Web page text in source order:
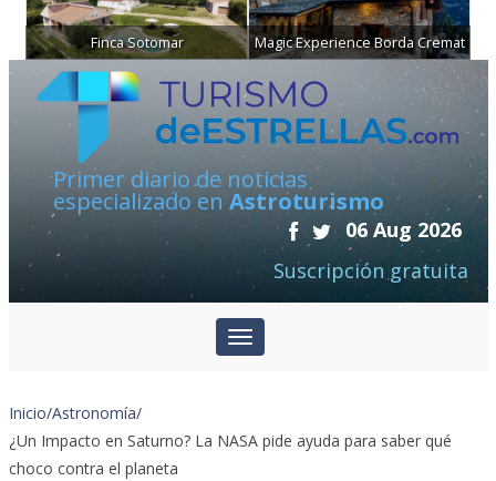
Finca Sotomar Magic Experience Borda Cremat
Primer diario de noticias
especializado en Astroturismo
06 Aug 2026
Suscripción gratuita
Inicio/Astronomía/
¿Un Impacto en Saturno? La NASA pide ayuda para saber qué
choco contra el planeta